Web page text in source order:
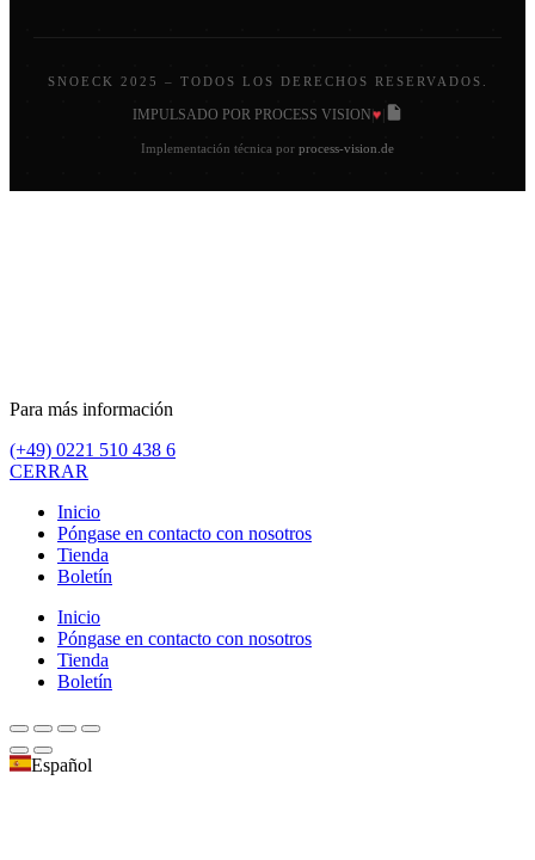
SNOECK 2025 – TODOS LOS DERECHOS RESERVADOS.
IMPULSADO POR PROCESS VISION|♥|
Implementación técnica por process-vision.de
Para más información
(+49) 0221 510 438 6
CERRAR
Inicio
Póngase en contacto con nosotros
Tienda
Boletín
Inicio
Póngase en contacto con nosotros
Tienda
Boletín
Español